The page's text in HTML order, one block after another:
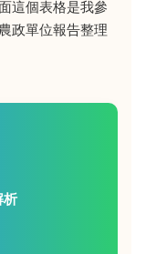
這個表格是我參
政單位報告整理
析